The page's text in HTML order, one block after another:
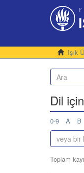
Işık
Dil
0-9 A B
Toplam